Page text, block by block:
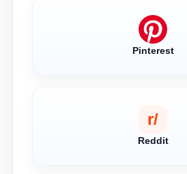
Pinterest
r/
Reddit